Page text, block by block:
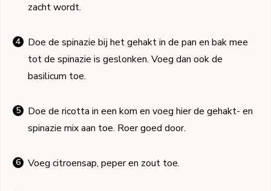
zacht wordt.
Doe de spinazie bij het gehakt in de pan en bak mee
tot de spinazie is geslonken. Voeg dan ook de
basilicum toe.
Doe de ricotta in een kom en voeg hier de gehakt- en
spinazie mix aan toe. Roer goed door.
Voeg citroensap, peper en zout toe.